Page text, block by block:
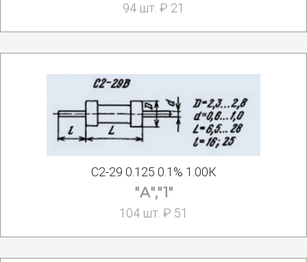
94 шт. ₽ 21
С2-29 0.125 0.1% 1.00К
"А","1"
104 шт. ₽ 51